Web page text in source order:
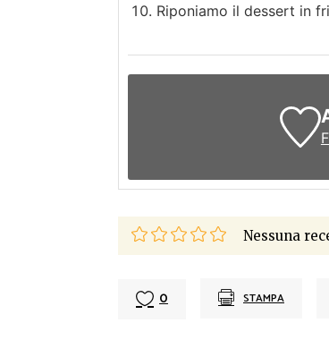
Riponiamo il dessert in
Nessuna
0 STAMPA